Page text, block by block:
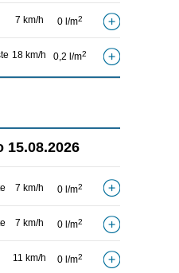
7 km/h 0 l/m2
18 km/h 0,2 l/m2
15.08.2026
7 km/h 0 l/m2
7 km/h 0 l/m2
11 km/h 0 l/m2